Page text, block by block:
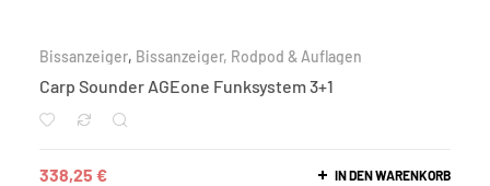
Bissanzeiger, Bissanzeiger, Rodpod & Auflagen
Carp Sounder AGEone Funksystem 3+1
338,25 € IN DEN WARENKORB